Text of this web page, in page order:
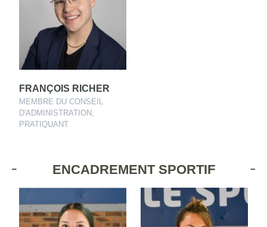
FRANÇOIS RICHER
MEMBRE DU CONSEIL
D'ADMINISTRATION,
PRATIQUANT
ENCADREMENT SPORTIF